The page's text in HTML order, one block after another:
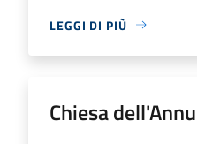
LEGGI DI PIÙ
Chiesa